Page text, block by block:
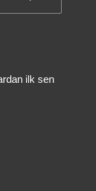
ilk sen